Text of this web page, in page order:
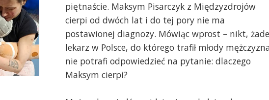
piętnaście. Maksym Pisarczyk z Międzyzdrojów
cierpi od dwóch lat i do tej pory nie ma
postawionej diagnozy. Mówiąc wprost – nikt,
lekarz w Polsce, do którego trafił młody
nie potrafi odpowiedzieć na pytanie: dlaczego
Maksym cierpi?